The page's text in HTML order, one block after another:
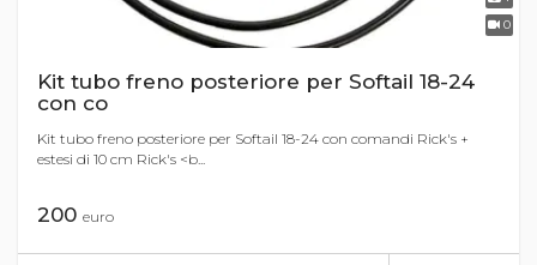
0
Kit tubo freno posteriore per Softail 18-24
con co
Kit tubo freno posteriore per Softail 18-24 con comandi Rick's +
estesi di 10 cm Rick's <b...
200 euro